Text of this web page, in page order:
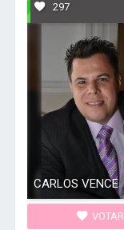
297
CARLOS VENCE
VOTAR